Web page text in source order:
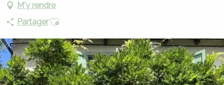
M'y rendre
PartagerAjouter aux favoris